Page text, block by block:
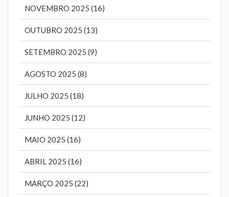
NOVEMBRO 2025 (16)
OUTUBRO 2025 (13)
SETEMBRO 2025 (9)
AGOSTO 2025 (8)
JULHO 2025 (18)
JUNHO 2025 (12)
MAIO 2025 (16)
ABRIL 2025 (16)
MARÇO 2025 (22)